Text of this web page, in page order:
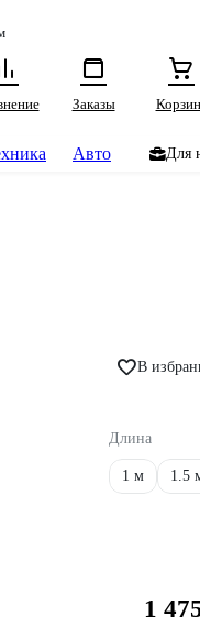
Заказы
Авто Для
В
Длина
1 м 1.5
1